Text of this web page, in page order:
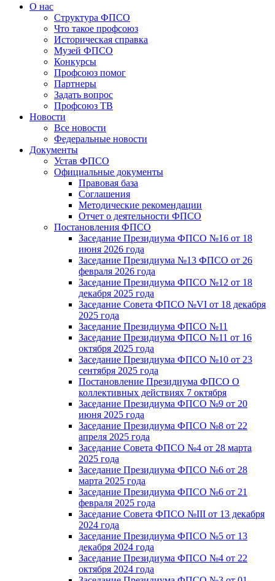
О нас
Структура ФПСО
Что такое профсоюз
Историческая справка
Музей ФПСО
Конкурсы
Профсоюз помог
Партнеры
Задать вопрос
Профсоюз ТВ
Новости
Все новости
Федеральные новости
Документы
Устав ФПСО
Официальные документы
Правовая база
Соглашения
Методические рекомендации
Отчет о деятельности ФПСО
Постановления ФПСО
Заседание Президиума ФПСО №16 от 18
июня 2026 года
Заседание Президиума №13 ФПСО от 26
февраля 2026 года
Заседание Президиума ФПСО №12 от 18
декабря 2025 года
Заседание Совета ФПСО №VI от 18 декабря
2025 года
Заседание Президиума ФПСО №11
Заседание Президиума ФПСО №11 от 16
октября 2025 года
Заседание Президиума ФПСО №10 от 23
сентября 2025 года
Постановление Президиума ФПСО О
коллективных действиях 7 октября
Заседание Президиума ФПСО №9 от 20
июня 2025 года
Заседание Президиума ФПСО №8 от 22
апреля 2025 года
Заседание Совета ФПСО №4 от 28 марта
2025 года
Заседание Президиума ФПСО №6 от 28
марта 2025 года
Заседание Президиума ФПСО №6 от 21
февраля 2025 года
Заседание Совета ФПСО №III от 13 декабря
2024 года
Заседание Президиума ФПСО №5 от 13
декабря 2024 года
Заседание Президиума ФПСО №4 от 22
октября 2024 года